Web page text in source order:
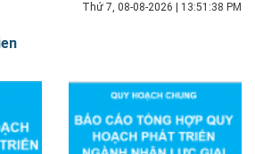
TUYẾN - TƯ VẤN TUYỂN SINH ĐẠI
Thứ 7, 08-08-2026 13:51:39 PM